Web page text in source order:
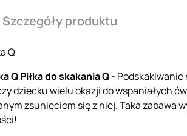
Szczegóły produktu
Q
Q Piłka do skakania Q - Podskakiwanie
dziecku wielu okazji do wspaniałych
zsunięciem się z niej. Taka zabawa